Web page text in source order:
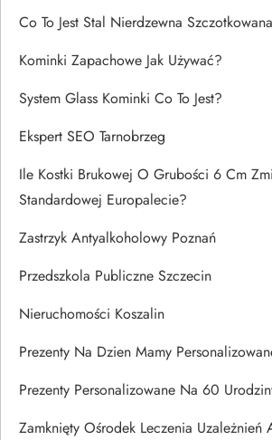
Co To Jest Stal Nierdzewna
Kominki Zapachowe Jak Używać?
System Glass Kominki Co To Jest?
Ekspert SEO Tarnobrzeg
Ile Kostki Brukowej O Grubości 6 Cm
Standardowej Europalecie?
Zastrzyk Antyalkoholowy Poznań
Przedszkola Publiczne Szczecin
Nieruchomości Koszalin
Prezenty Na Dzien Mamy
Prezenty Personalizowane Na 60
Zamknięty Ośrodek Leczenia Uzależnień